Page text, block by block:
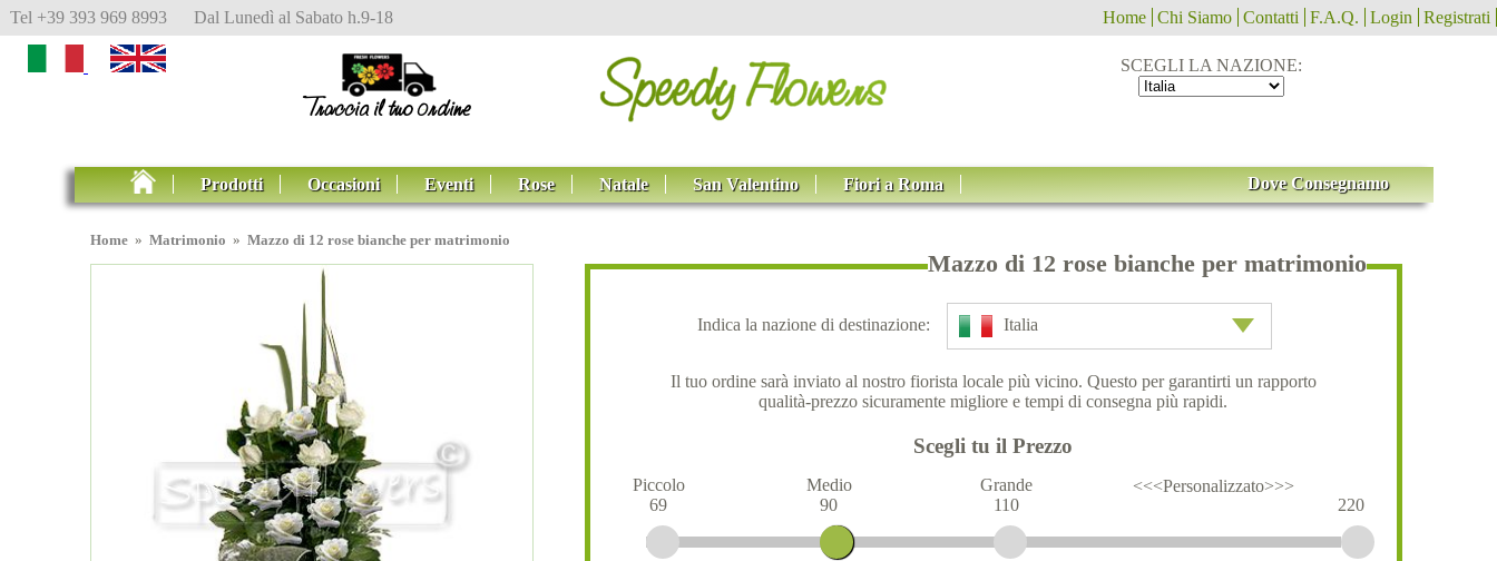
Tel +39 393 969 8993 Dal Lunedì al Sabato h.9-18 Home Chi Siamo Contatti F.A.Q. Login Registrati
SCEGLI LA NAZIONE:
Prodotti Occasioni Eventi Rose Natale San Valentino Fiori a Roma Dove Consegnamo
Home » Matrimonio » Mazzo di 12 rose bianche per matrimonio
Mazzo di 12 rose bianche per matrimonio
Indica la nazione di destinazione: Italia
Il tuo ordine sarà inviato al nostro fiorista locale più vicino. Questo per garantirti un rapporto
qualità-prezzo sicuramente migliore e tempi di consegna più rapidi.
Scegli tu il Prezzo
Piccolo
69
Medio
90
Grande
110
<<<Personalizzato>>>
220